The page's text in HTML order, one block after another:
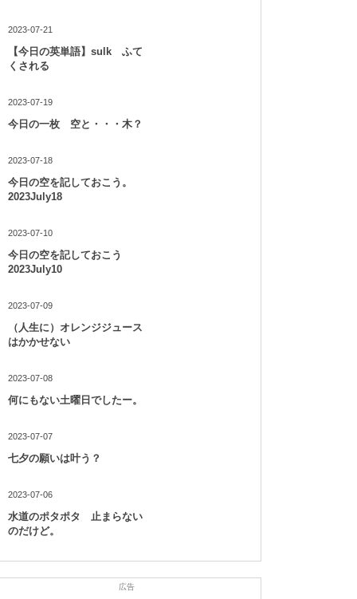
2023-07-21
【今日の英単語】sulk ふて
くされる
2023-07-19
今日の一枚 空と・・・木？
2023-07-18
今日の空を記しておこう。
2023July18
2023-07-10
今日の空を記しておこう
2023July10
2023-07-09
（人生に）オレンジジュース
はかかせない
2023-07-08
何にもない土曜日でしたー。
2023-07-07
七夕の願いは叶う？
2023-07-06
水道のポタポタ 止まらない
のだけど。
広告